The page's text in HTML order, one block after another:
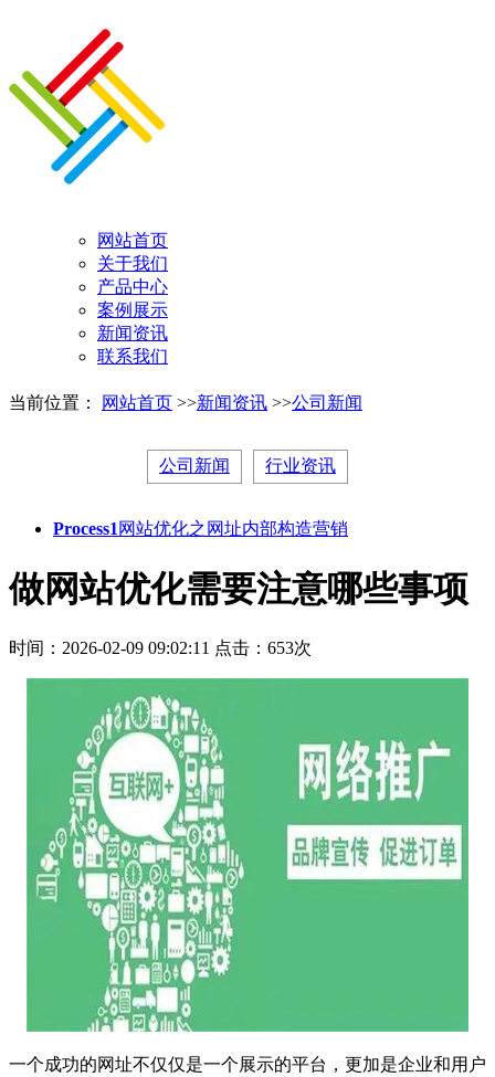
网站首页
关于我们
产品中心
案例展示
新闻资讯
联系我们
当前位置： 网站首页 >>新闻资讯 >>公司新闻
公司新闻 行业资讯
Process1 网站优化之网址内部构造营销
做网站优化需要注意哪些事项
时间：2026-02-09 09:02:11 点击：653次
一个成功的网址不仅仅是一个展示的平台，更加是企业和用户